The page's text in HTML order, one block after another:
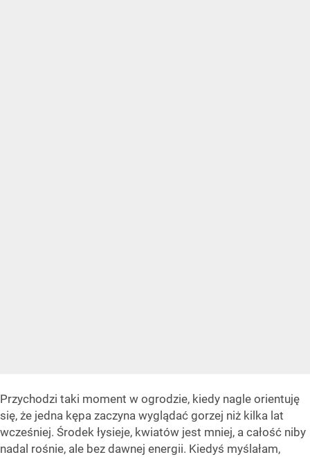
Przychodzi taki moment w ogrodzie, kiedy nagle orientuję
się, że jedna kępa zaczyna wyglądać gorzej niż kilka lat
wcześniej. Środek łysieje, kwiatów jest mniej, a całość niby
nadal rośnie, ale bez dawnej energii. Kiedyś myślałam,